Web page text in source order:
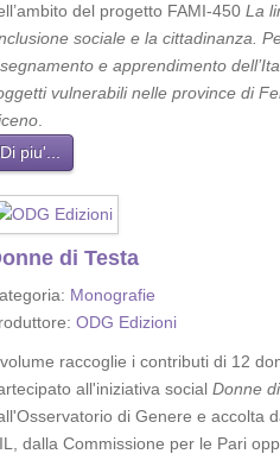
del progetto FAMI-450 La
sociale e la cittadinanza.
e apprendimento
vulnerabili nelle province di
Di piu'...
di Testa
Monografie
ODG Edizioni
raccoglie i contributi di 12
all'iniziativa social Donne
di Genere e accolta
dalla Commissione per le Pari